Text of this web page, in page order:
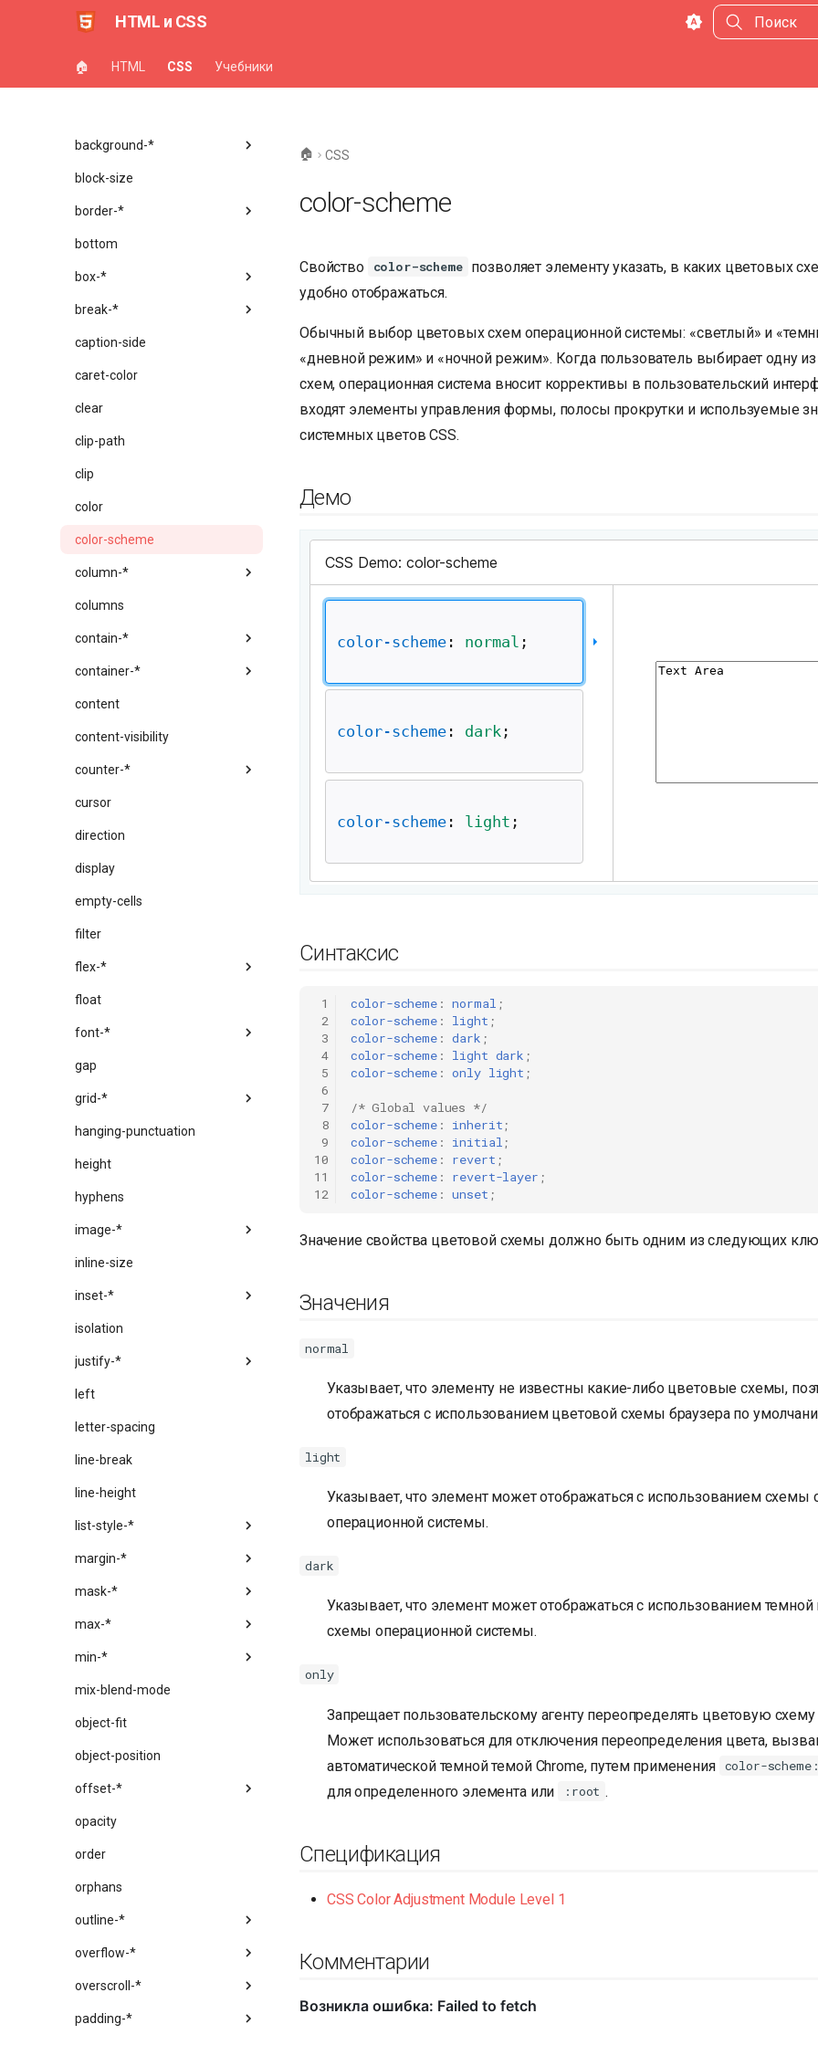
HTML и CSS
🏠 HTML CSS Учебники
appearance
background-*
block-size
border-*
bottom
box-*
break-*
caption-side
caret-color
clear
clip-path
clip
color
color-scheme
column-*
columns
contain-*
container-*
content
content-visibility
counter-*
cursor
direction
display
empty-cells
filter
flex-*
float
font-*
gap
grid-*
hanging-punctuation
height
hyphens
image-*
inline-size
inset-*
isolation
justify-*
left
letter-spacing
line-break
line-height
list-style-*
margin-*
mask-*
max-*
min-*
mix-blend-mode
object-fit
object-position
offset-*
opacity
order
orphans
outline-*
overflow-*
overscroll-*
padding-*
🏠 CSS
color-scheme
Свойство color-scheme позволяет элементу указать, в каких цветовых
удобно отображаться.
Обычный выбор цветовых схем операционной системы: «светлый» и
«дневной режим» и «ночной режим». Когда пользователь выбирает одну
схем, операционная система вносит коррективы в пользовательский
входят элементы управления формы, полосы прокрутки и используемые
системных цветов CSS.
Демо
Синтаксис
1
2
3
4
5
6
7
8
9
10
11
12
color-scheme: normal ;
color-scheme: light ;
color-scheme: dark ;
color-scheme: light dark ;
color-scheme: only light ;
/* Global values */
color-scheme: inherit;
color-scheme: initial;
color-scheme: revert ;
color-scheme: revert-layer ;
color-scheme: unset ;
Значение свойства цветовой схемы должно быть одним из следующих
Значения
normal
Указывает, что элементу не известны какие-либо цветовые схемы,
отображаться с использованием цветовой схемы браузера по
light
Указывает, что элемент может отображаться с использованием схемы
операционной системы.
dark
Указывает, что элемент может отображаться с использованием
схемы операционной системы.
only
Запрещает пользовательскому агенту переопределять цветовую схему
Может использоваться для отключения переопределения цвета,
автоматической темной темой Chrome, путем применения color-
для определенного элемента или :root .
Спецификация
CSS Color Adjustment Module Level 1
Комментарии